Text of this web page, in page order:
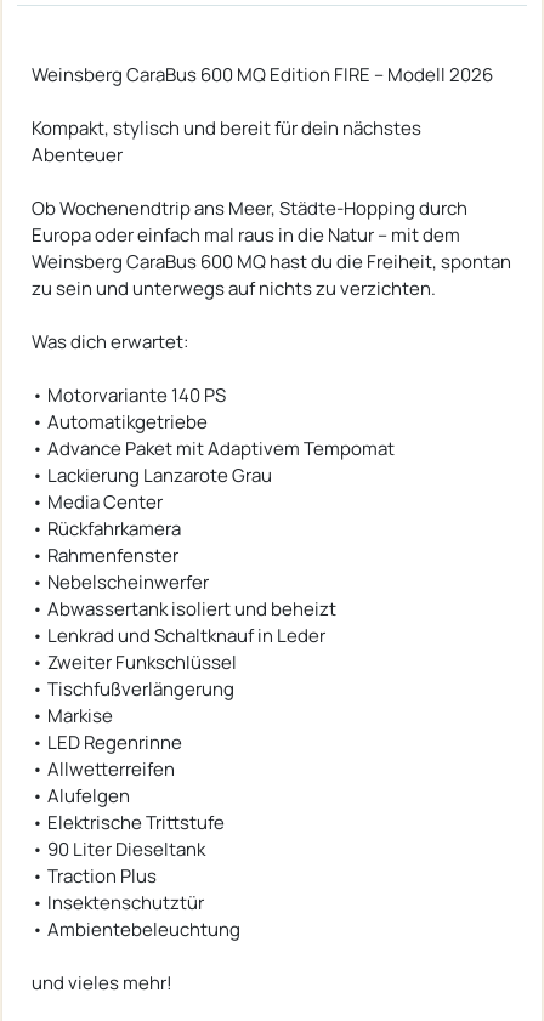
Weinsberg CaraBus 600 MQ Edition FIRE – Modell 2026
Kompakt, stylisch und bereit für dein nächstes
Abenteuer
Ob Wochenendtrip ans Meer, Städte-Hopping durch
Europa oder einfach mal raus in die Natur – mit dem
Weinsberg CaraBus 600 MQ hast du die Freiheit, spontan
zu sein und unterwegs auf nichts zu verzichten.
Was dich erwartet:
• Motorvariante 140 PS
• Automatikgetriebe
• Advance Paket mit Adaptivem Tempomat
• Lackierung Lanzarote Grau
• Media Center
• Rückfahrkamera
• Rahmenfenster
• Nebelscheinwerfer
• Abwassertank isoliert und beheizt
• Lenkrad und Schaltknauf in Leder
• Zweiter Funkschlüssel
• Tischfußverlängerung
• Markise
• LED Regenrinne
• Allwetterreifen
• Alufelgen
• Elektrische Trittstufe
• 90 Liter Dieseltank
• Traction Plus
• Insektenschutztür
• Ambientebeleuchtung
und vieles mehr!